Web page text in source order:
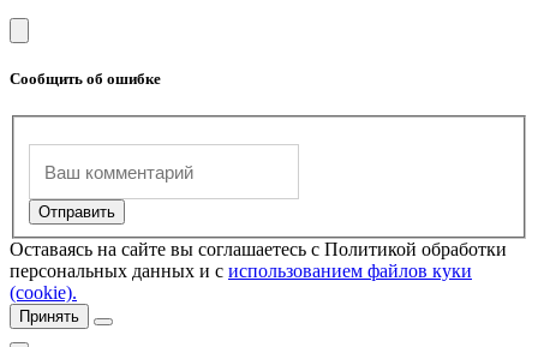
Сообщить об ошибке
Оставаясь на сайте вы соглашаетесь с Политикой обработки
персональных данных и с использованием файлов куки
(cookie).
Принять